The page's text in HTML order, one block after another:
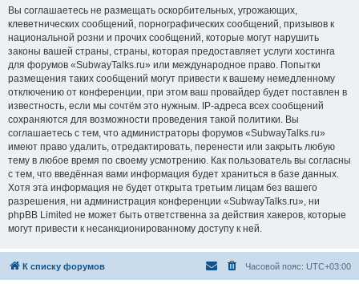
Вы соглашаетесь не размещать оскорбительных, угрожающих,
клеветнических сообщений, порнографических сообщений, призывов к
национальной розни и прочих сообщений, которые могут нарушить
законы вашей страны, страны, которая предоставляет услуги хостинга
для форумов «SubwayTalks.ru» или международное право. Попытки
размещения таких сообщений могут привести к вашему немедленному
отключению от конференции, при этом ваш провайдер будет поставлен в
известность, если мы сочтём это нужным. IP-адреса всех сообщений
сохраняются для возможности проведения такой политики. Вы
соглашаетесь с тем, что администраторы форумов «SubwayTalks.ru»
имеют право удалить, отредактировать, перенести или закрыть любую
тему в любое время по своему усмотрению. Как пользователь вы согласны
с тем, что введённая вами информация будет храниться в базе данных.
Хотя эта информация не будет открыта третьим лицам без вашего
разрешения, ни администрация конференции «SubwayTalks.ru», ни
phpBB Limited не может быть ответственна за действия хакеров, которые
могут привести к несанкционированному доступу к ней.
К списку форумов Часовой пояс: UTC+03:00